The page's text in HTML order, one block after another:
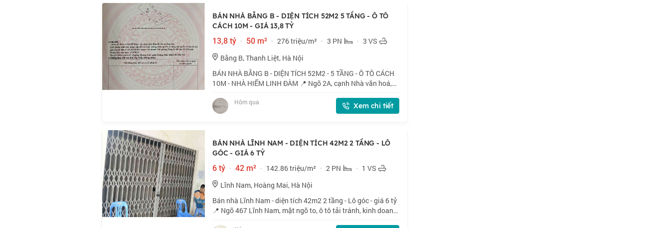
BÁN NHÀ BẰNG B - DIỆN TÍCH 52M2 5 TẦNG - Ô TÔ
CÁCH 10M - GIÁ 13,8 TỶ
13,8 tỷ · 50 m² · 276 triệu/m² · 3 PN · 3 VS
Bằng B, Thanh Liệt, Hà Nội
BÁN NHÀ BẰNG B - DIỆN TÍCH 52M2 - 5 TẦNG - Ô TÔ CÁCH
10M - NHÀ HIẾM LINH ĐÀM 📍 Ngõ 2A, cạnh Nhà văn hoá,
tránh. 🏠 52m2 x 5 tầng, mặt tiền 4m.
Hôm qua Xem chi tiết
BÁN NHÀ LĨNH NAM - DIỆN TÍCH 42M2 2 TẦNG - LÔ
GÓC - GIÁ 6 TỶ
6 tỷ · 42 m² · 142.86 triệu/m² · 2 PN · 1 VS
Lĩnh Nam, Hoàng Mai, Hà Nội
Bán nhà Lĩnh Nam - diện tích 42m2 2 tầng - Lô góc - giá 6 tỷ
📍 Ngõ 467 Lĩnh Nam, mặt ngõ to, ô tô tải tránh, kinh doanh